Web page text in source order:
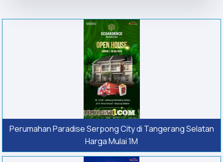
Perumahan Paradise Serpong City di Tangerang Selatan
Harga Mulai 1M